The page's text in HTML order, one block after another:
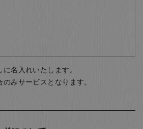
名入れいたします。
みサービスとなります。